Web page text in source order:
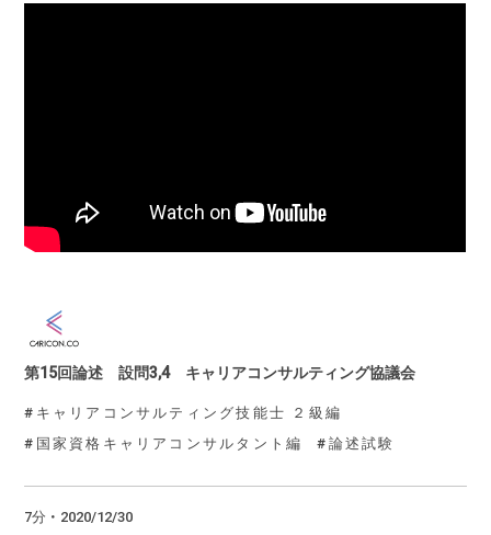
第15回論述 設問3,4 キャリアコンサルティング協議会
キャリアコンサルティング技能士 ２級編
国家資格キャリアコンサルタント編
論述試験
7分 ・ 2020/12/30